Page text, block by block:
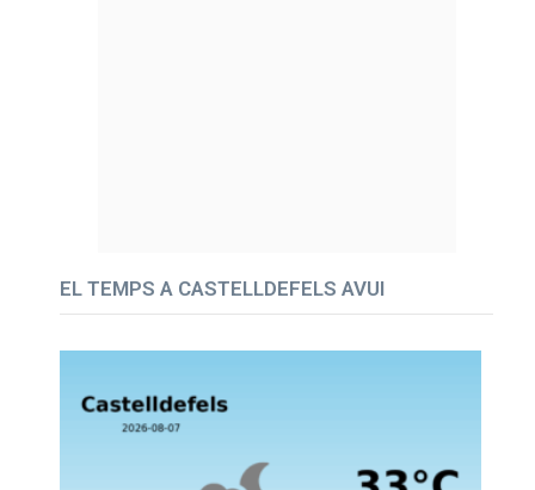
EL TEMPS A CASTELLDEFELS AVUI